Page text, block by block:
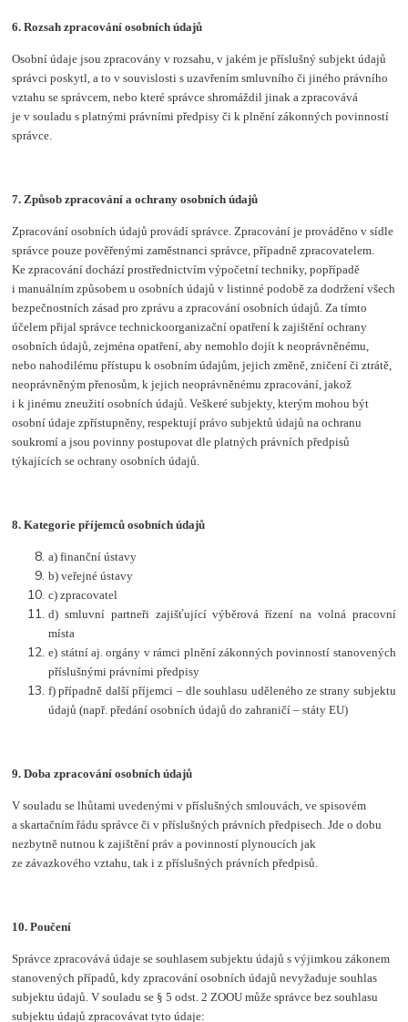
6.Rozsah zpracování osobních údajů
Osobní údaje jsou zpracovány v rozsahu, v jakém je příslušný subjekt údajů
správci poskytl, a to v souvislosti s uzavřením smluvního či jiného právního
vztahu se správcem, nebo které správce shromáždil jinak a zpracovává
je v souladu s platnými právními předpisy či k plnění zákonných povinností
správce.
7. Způsob zpracování a ochrany osobních údajů
Zpracování osobních údajů provádí správce. Zpracování je prováděno v sídle
správce pouze pověřenými zaměstnanci správce, případně zpracovatelem.
Ke zpracování dochází prostřednictvím výpočetní techniky, popřípadě
i manuálním způsobem u osobních údajů v listinné podobě za dodržení všech
bezpečnostních zásad pro zprávu a zpracování osobních údajů. Za tímto
účelem přijal správce technickoorganizační opatření k zajištění ochrany
osobních údajů, zejména opatření, aby nemohlo dojít k neoprávněnému,
nebo nahodilému přístupu k osobním údajům, jejich změně, zničení či ztrátě,
neoprávněným přenosům, k jejich neoprávněnému zpracování, jakož
i k jinému zneužití osobních údajů. Veškeré subjekty, kterým mohou být
osobní údaje zpřístupněny, respektují právo subjektů údajů na ochranu
soukromí a jsou povinny postupovat dle platných právních předpisů
týkajících se ochrany osobních údajů.
8. Kategorie příjemců osobních údajů
a) finanční ústavy
b) veřejné ústavy
c) zpracovatel
d) smluvní partneři zajišťující výběrová řízení na volná pracovní
místa
e) státní aj. orgány v rámci plnění zákonných povinností stanovených
příslušnými právními předpisy
f) případně další příjemci – dle souhlasu uděleného ze strany subjektu
údajů (např. předání osobních údajů do zahraničí – státy EU)
9.Doba zpracování osobních údajů
V souladu se lhůtami uvedenými v příslušných smlouvách, ve spisovém
a skartačním řádu správce či v příslušných právních předpisech. Jde o dobu
nezbytně nutnou k zajištění práv a povinností plynoucích jak
ze závazkového vztahu, tak i z příslušných právních předpisů.
10. Poučení
Správce zpracovává údaje se souhlasem subjektu údajů s výjimkou zákonem
stanovených případů, kdy zpracování osobních údajů nevyžaduje souhlas
subjektu údajů. V souladu se § 5 odst. 2 ZOOU může správce bez souhlasu
subjektu údajů zpracovávat tyto údaje: